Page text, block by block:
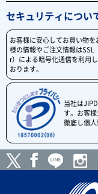
セキュリティについ
お客様に安心してお買い物
様の情報やご注文情報は
r）による暗号化通信を利用
おります。
当社は
す。お客
徹底し個人